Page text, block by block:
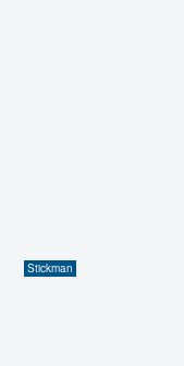
Stickman